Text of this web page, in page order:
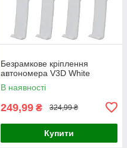
Безрамкове кріплення
автономера V3D White
В наявності
249,99 ₴ 324,99 ₴
Купити